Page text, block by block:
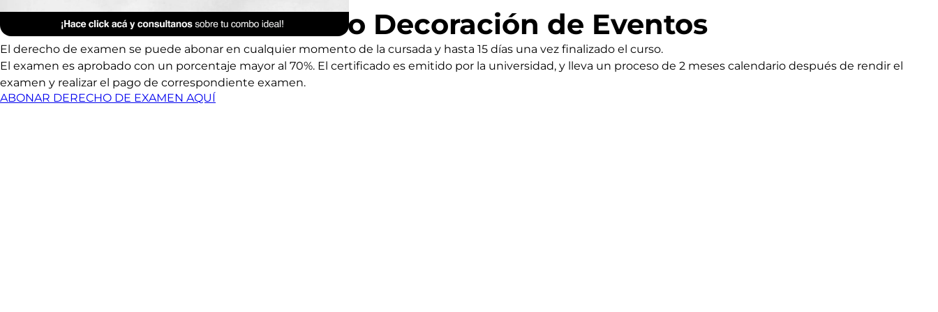
Cuestionario UTN – Curso Decoración de Eventos
El derecho de examen se puede abonar en cualquier momento de la cursada y hasta 15 días una vez finalizado el curso.
El examen es aprobado con un porcentaje mayor al 70%. El certificado es emitido por la universidad, y lleva un proceso de 2 meses calendario después de rendir el
examen y realizar el pago de correspondiente examen.
ABONAR DERECHO DE EXAMEN AQUÍ